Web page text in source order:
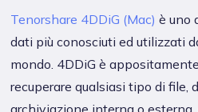
Tenorshare 4DDiG (Mac) è uno
dati più conosciuti ed utilizzati
mondo. 4DDiG è
recuperare qualsiasi tipo di file,
archiviazione interna o esterna,